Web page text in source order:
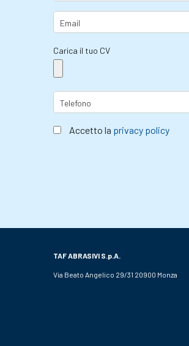
Carica il tuo CV
Accetto la privacy policy
TAF ABRASIVI S.p.A.
Via Beato Angelico 29/31 20900 Monza